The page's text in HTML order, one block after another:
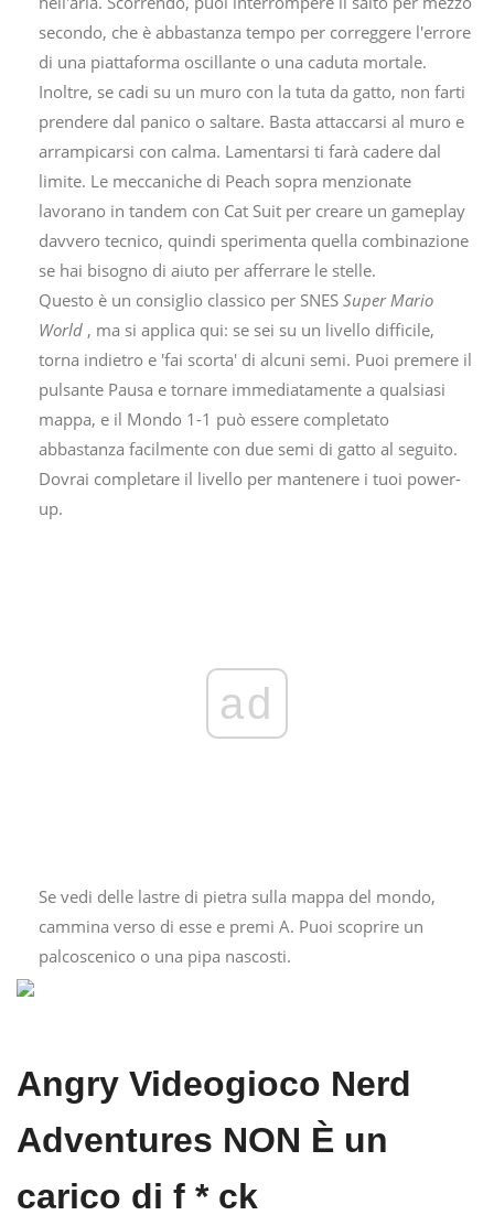
secondo, che è abbastanza tempo per correggere l'errore
di una piattaforma oscillante o una caduta mortale.
Inoltre, se cadi su un muro con la tuta da gatto, non farti
prendere dal panico o saltare. Basta attaccarsi al muro e
arrampicarsi con calma. Lamentarsi ti farà cadere dal
limite. Le meccaniche di Peach sopra menzionate
lavorano in tandem con Cat Suit per creare un gameplay
davvero tecnico, quindi sperimenta quella combinazione
se hai bisogno di aiuto per afferrare le stelle.
Questo è un consiglio classico per SNES Super Mario
World , ma si applica qui: se sei su un livello difficile,
torna indietro e 'fai scorta' di alcuni semi. Puoi premere il
pulsante Pausa e tornare immediatamente a qualsiasi
mappa, e il Mondo 1-1 può essere completato
abbastanza facilmente con due semi di gatto al seguito.
Dovrai completare il livello per mantenere i tuoi power-
up.
ad
Se vedi delle lastre di pietra sulla mappa del mondo,
cammina verso di esse e premi A. Puoi scoprire un
palcoscenico o una pipa nascosti.
Angry Videogioco Nerd
Adventures NON È un
carico di f * ck